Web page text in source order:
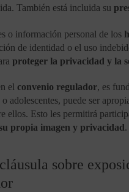
También está incluida su
o información personal de los
de identidad o el uso
proteger la privacidad y la
el convenio regulador, es
adolescentes, puede ser
ellos. Esto les permitirá
propia imagen y privacidad.
sobre